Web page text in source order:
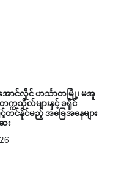
ောင်လှိုင် ဟင်္သာတမြို့၊ မအူ
ကသိုလ်များနှင့် ခရိုင်
တင်နိုင်မည့် အခြေအနေများ
း